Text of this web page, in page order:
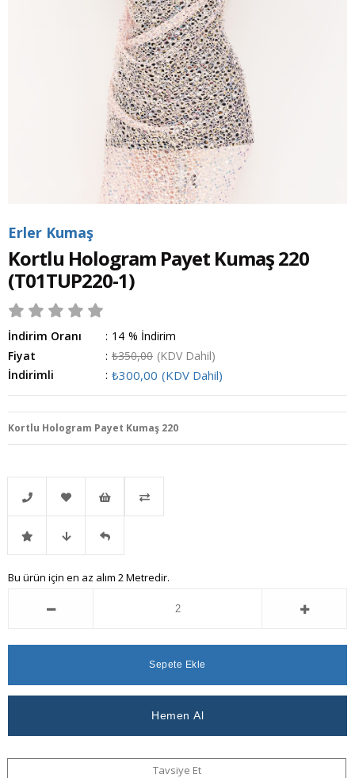
Erler Kumaş
Kortlu Hologram Payet Kumaş 220
(T01TUP220-1)
İndirim Oranı : %
14
İndirim
Fiyat
: ₺350,00 (KDV Dahil)
İndirimli
: ₺300,00 (KDV Dahil)
Kortlu Hologram Payet Kumaş 220
Telefonla
Sipariş
Favorilere
Ekle
İstek
Listeme
İndirimli Fiyat
Ver
Gelince
Bu ürün için en az alım 2 Metredir.
Tavsiye Et